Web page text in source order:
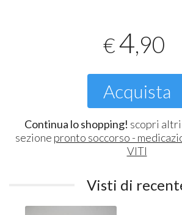
€4,90
Acquista
Continua lo shopping! scopri
sezione pronto soccorso -
VITI
Visti di